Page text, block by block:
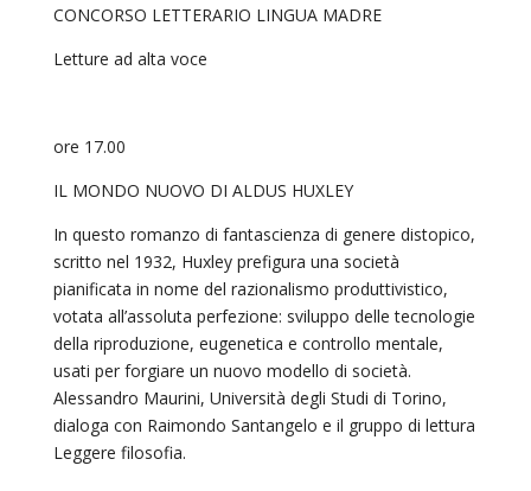
CONCORSO LETTERARIO LINGUA MADRE
Letture ad alta voce
ore 17.00
IL MONDO NUOVO DI ALDUS HUXLEY
In questo romanzo di fantascienza di genere distopico,
scritto nel 1932, Huxley prefigura una società
pianificata in nome del razionalismo produttivistico,
votata all’assoluta perfezione: sviluppo delle tecnologie
della riproduzione, eugenetica e controllo mentale,
usati per forgiare un nuovo modello di società.
Alessandro Maurini, Università degli Studi di Torino,
dialoga con Raimondo Santangelo e il gruppo di lettura
Leggere filosofia.